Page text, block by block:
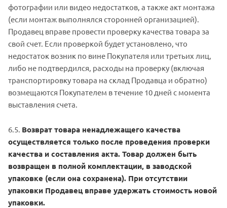
фотографии или видео недостатков, а также акт монтажа
(если монтаж выполнялся сторонней организацией).
Продавец вправе провести проверку качества товара за
свой счет. Если проверкой будет установлено, что
недостаток возник по вине Покупателя или третьих лиц,
либо не подтвердился, расходы на проверку (включая
транспортировку товара на склад Продавца и обратно)
возмещаются Покупателем в течение 10 дней с момента
выставления счета.
6.5. Возврат товара ненадлежащего качества
осуществляется только после проведения проверки
качества и составления акта. Товар должен быть
возвращен в полной комплектации, в заводской
упаковке (если она сохранена). При отсутствии
упаковки Продавец вправе удержать стоимость новой
упаковки.